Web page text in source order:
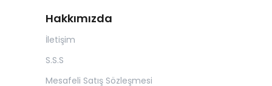
Hakkımızda
İletişim
S.S.S
Mesafeli Satış Sözleşmesi